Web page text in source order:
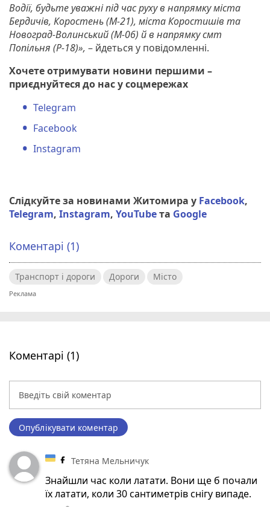
Водії, будьте уважні під час руху в напрямку міста
Бердичів, Коростень (М-21), міста Коростишів та
Новоград-Волинський (М-06) й в напрямку смт
Попільня (Р-18)», – йдеться у повідомленні.
Хочете отримувати новини першими –
приєднуйтеся до нас у соцмережах
Telegram
Facebook
Instagram
Слідкуйте за новинами Житомира у Facebook,
Telegram, Instagram, YouTubeта Google
Коментарі (1)
Транспорт і дороги Дороги Місто
Коментарі (1)
Опублікувати коментар
Тетяна Мельничук
Знайшли час коли латати. Вони ще б почали
їх латати, коли 30 сантиметрів снігу випаде.